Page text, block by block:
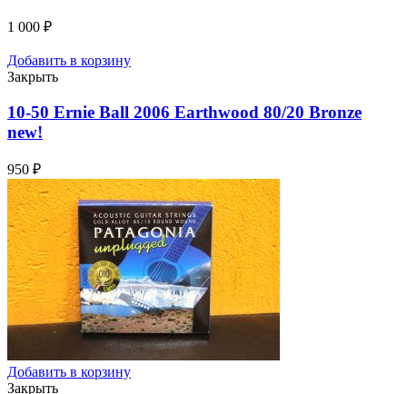
1 000 ₽
Добавить в корзину
Закрыть
10-50 Ernie Ball 2006 Earthwood 80/20 Bronze
new!
950 ₽
Добавить в корзину
Закрыть